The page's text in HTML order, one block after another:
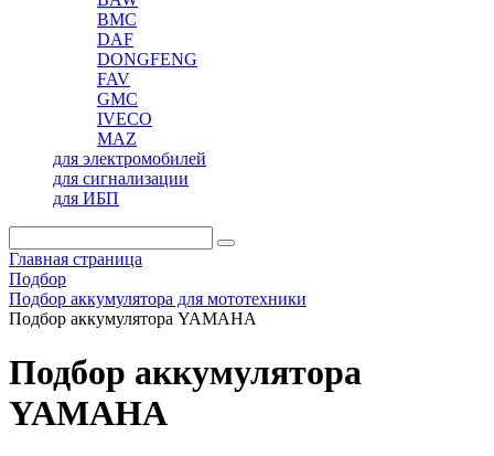
BMC
DAF
DONGFENG
FAV
GMC
IVECO
MAZ
для электромобилей
для сигнализации
для ИБП
Главная страница
Подбор
Подбор аккумулятора для мототехники
Подбор аккумулятора YAMAHA
Подбор аккумулятора
YAMAHA